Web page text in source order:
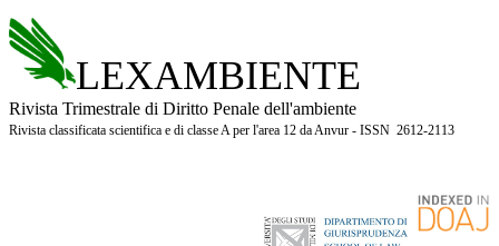
LEXAMBIENTE
Rivista Trimestrale di Diritto Penale dell'ambiente
Rivista classificata scientifica e di classe A per l'area 12 da Anvur - ISSN 2612-2113